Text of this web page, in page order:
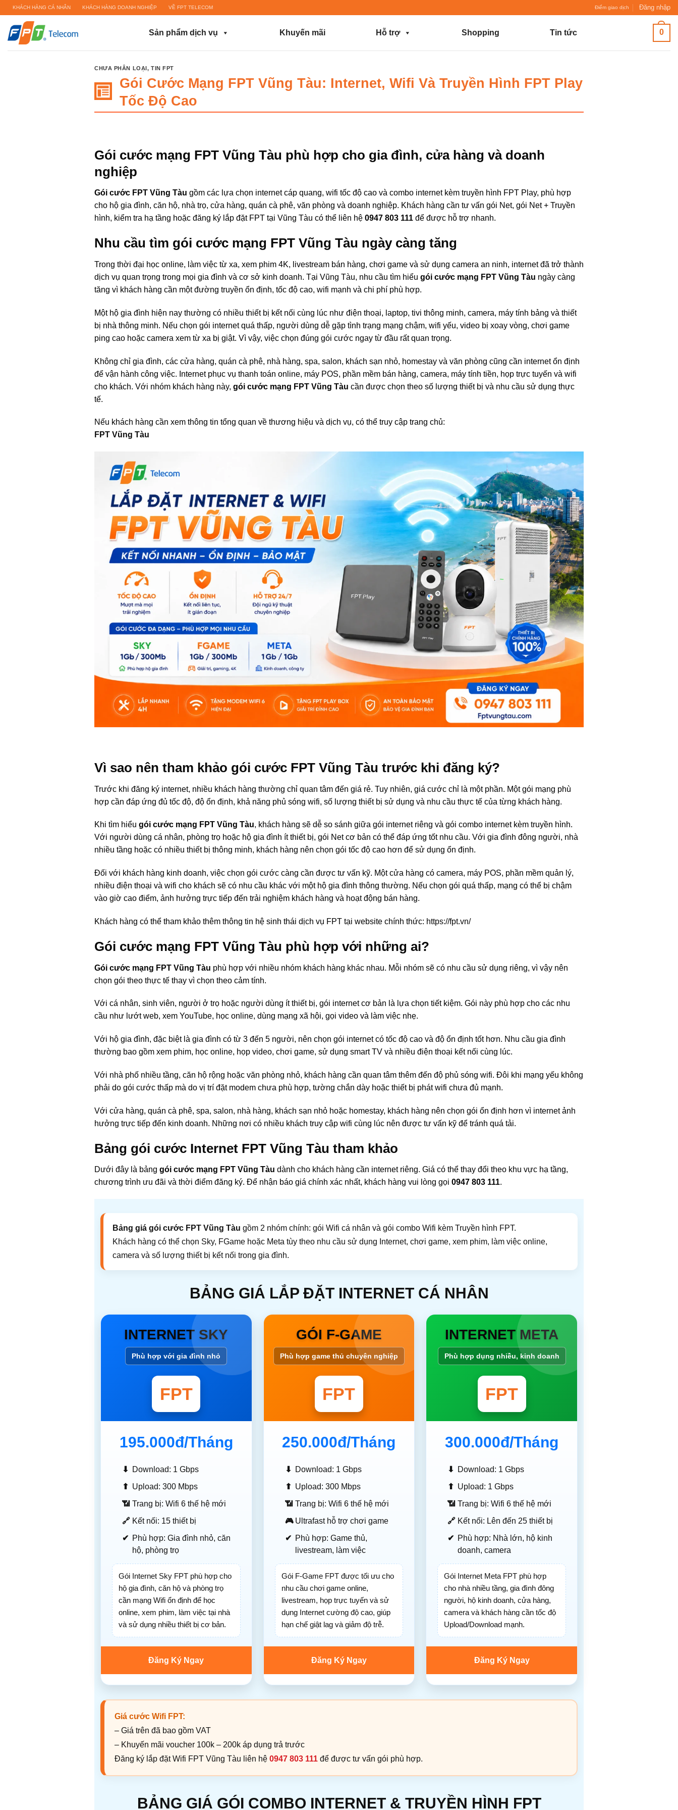
nội
dung
KHÁCH HÀNG CÁ NHÂN KHÁCH HÀNG DOANH NGHIỆP VỀ FPT TELECOM Điểm giao dịch Đăng nhập
Sản phẩm dịch vụ Khuyến mãi Hỗ trợ Shopping Tin tức 0
CHƯA PHÂN LOẠI, TIN FPT
Gói Cước Mạng FPT Vũng Tàu: Internet, Wifi Và Truyền Hình FPT Play
Tốc Độ Cao
Gói cước mạng FPT Vũng Tàu phù hợp cho gia đình, cửa hàng và doanh
nghiệp
Gói cước FPT Vũng Tàu gồm các lựa chọn internet cáp quang, wifi tốc độ cao và combo internet kèm truyền hình FPT Play, phù hợp
cho hộ gia đình, căn hộ, nhà trọ, cửa hàng, quán cà phê, văn phòng và doanh nghiệp. Khách hàng cần tư vấn gói Net, gói Net + Truyền
hình, kiểm tra hạ tầng hoặc đăng ký lắp đặt FPT tại Vũng Tàu có thể liên hệ 0947 803 111 để được hỗ trợ nhanh.
Nhu cầu tìm gói cước mạng FPT Vũng Tàu ngày càng tăng
Trong thời đại học online, làm việc từ xa, xem phim 4K, livestream bán hàng, chơi game và sử dụng camera an ninh, internet đã trở thành
dịch vụ quan trọng trong mọi gia đình và cơ sở kinh doanh. Tại Vũng Tàu, nhu cầu tìm hiểu gói cước mạng FPT Vũng Tàu ngày càng
tăng vì khách hàng cần một đường truyền ổn định, tốc độ cao, wifi mạnh và chi phí phù hợp.
Một hộ gia đình hiện nay thường có nhiều thiết bị kết nối cùng lúc như điện thoại, laptop, tivi thông minh, camera, máy tính bảng và thiết
bị nhà thông minh. Nếu chọn gói internet quá thấp, người dùng dễ gặp tình trạng mạng chậm, wifi yếu, video bị xoay vòng, chơi game
ping cao hoặc camera xem từ xa bị giật. Vì vậy, việc chọn đúng gói cước ngay từ đầu rất quan trọng.
Không chỉ gia đình, các cửa hàng, quán cà phê, nhà hàng, spa, salon, khách sạn nhỏ, homestay và văn phòng cũng cần internet ổn định
để vận hành công việc. Internet phục vụ thanh toán online, máy POS, phần mềm bán hàng, camera, máy tính tiền, họp trực tuyến và wifi
cho khách. Với nhóm khách hàng này, gói cước mạng FPT Vũng Tàu cần được chọn theo số lượng thiết bị và nhu cầu sử dụng thực
tế.
Nếu khách hàng cần xem thông tin tổng quan về thương hiệu và dịch vụ, có thể truy cập trang chủ:
FPT Vũng Tàu
Vì sao nên tham khảo gói cước FPT Vũng Tàu trước khi đăng ký?
Trước khi đăng ký internet, nhiều khách hàng thường chỉ quan tâm đến giá rẻ. Tuy nhiên, giá cước chỉ là một phần. Một gói mạng phù
hợp cần đáp ứng đủ tốc độ, độ ổn định, khả năng phủ sóng wifi, số lượng thiết bị sử dụng và nhu cầu thực tế của từng khách hàng.
Khi tìm hiểu gói cước mạng FPT Vũng Tàu, khách hàng sẽ dễ so sánh giữa gói internet riêng và gói combo internet kèm truyền hình.
Với người dùng cá nhân, phòng trọ hoặc hộ gia đình ít thiết bị, gói Net cơ bản có thể đáp ứng tốt nhu cầu. Với gia đình đông người, nhà
nhiều tầng hoặc có nhiều thiết bị thông minh, khách hàng nên chọn gói tốc độ cao hơn để sử dụng ổn định.
Đối với khách hàng kinh doanh, việc chọn gói cước càng cần được tư vấn kỹ. Một cửa hàng có camera, máy POS, phần mềm quản lý,
nhiều điện thoại và wifi cho khách sẽ có nhu cầu khác với một hộ gia đình thông thường. Nếu chọn gói quá thấp, mạng có thể bị chậm
vào giờ cao điểm, ảnh hưởng trực tiếp đến trải nghiệm khách hàng và hoạt động bán hàng.
Khách hàng có thể tham khảo thêm thông tin hệ sinh thái dịch vụ FPT tại website chính thức: https://fpt.vn/
Gói cước mạng FPT Vũng Tàu phù hợp với những ai?
Gói cước mạng FPT Vũng Tàu phù hợp với nhiều nhóm khách hàng khác nhau. Mỗi nhóm sẽ có nhu cầu sử dụng riêng, vì vậy nên
chọn gói theo thực tế thay vì chọn theo cảm tính.
Với cá nhân, sinh viên, người ở trọ hoặc người dùng ít thiết bị, gói internet cơ bản là lựa chọn tiết kiệm. Gói này phù hợp cho các nhu
cầu như lướt web, xem YouTube, học online, dùng mạng xã hội, gọi video và làm việc nhẹ.
Với hộ gia đình, đặc biệt là gia đình có từ 3 đến 5 người, nên chọn gói internet có tốc độ cao và độ ổn định tốt hơn. Nhu cầu gia đình
thường bao gồm xem phim, học online, họp video, chơi game, sử dụng smart TV và nhiều điện thoại kết nối cùng lúc.
Với nhà phố nhiều tầng, căn hộ rộng hoặc văn phòng nhỏ, khách hàng cần quan tâm thêm đến độ phủ sóng wifi. Đôi khi mạng yếu không
phải do gói cước thấp mà do vị trí đặt modem chưa phù hợp, tường chắn dày hoặc thiết bị phát wifi chưa đủ mạnh.
Với cửa hàng, quán cà phê, spa, salon, nhà hàng, khách sạn nhỏ hoặc homestay, khách hàng nên chọn gói ổn định hơn vì internet ảnh
hưởng trực tiếp đến kinh doanh. Những nơi có nhiều khách truy cập wifi cùng lúc nên được tư vấn kỹ để tránh quá tải.
Bảng gói cước Internet FPT Vũng Tàu tham khảo
Dưới đây là bảng gói cước mạng FPT Vũng Tàu dành cho khách hàng cần internet riêng. Giá có thể thay đổi theo khu vực hạ tầng,
chương trình ưu đãi và thời điểm đăng ký. Để nhận báo giá chính xác nhất, khách hàng vui lòng gọi 0947 803 111.
Bảng giá gói cước FPT Vũng Tàu gồm 2 nhóm chính: gói Wifi cá nhân và gói combo Wifi kèm Truyền hình FPT.
Khách hàng có thể chọn Sky, FGame hoặc Meta tùy theo nhu cầu sử dụng Internet, chơi game, xem phim, làm việc online,
camera và số lượng thiết bị kết nối trong gia đình.
BẢNG GIÁ LẮP ĐẶT INTERNET CÁ NHÂN
INTERNET SKY
Phù hợp với gia đình nhỏ
FPT
195.000đ/Tháng
⬇ Download: 1 Gbps
⬆ Upload: 300 Mbps
📶 Trang bị: Wifi 6 thế hệ mới
🔗 Kết nối: 15 thiết bị
✔ Phù hợp: Gia đình nhỏ, căn
hộ, phòng trọ
Gói Internet Sky FPT phù hợp cho
hộ gia đình, căn hộ và phòng trọ
cần mạng Wifi ổn định để học
online, xem phim, làm việc tại nhà
và sử dụng nhiều thiết bị cơ bản.
Đăng Ký Ngay
GÓI F-GAME
Phù hợp game thủ chuyên nghiệp
FPT
250.000đ/Tháng
⬇ Download: 1 Gbps
⬆ Upload: 300 Mbps
📶 Trang bị: Wifi 6 thế hệ mới
🎮 Ultrafast hỗ trợ chơi game
✔ Phù hợp: Game thủ,
livestream, làm việc
Gói F-Game FPT được tối ưu cho
nhu cầu chơi game online,
livestream, họp trực tuyến và sử
dụng Internet cường độ cao, giúp
hạn chế giật lag và giảm độ trễ.
Đăng Ký Ngay
INTERNET META
Phù hợp dụng nhiều, kinh doanh
FPT
300.000đ/Tháng
⬇ Download: 1 Gbps
⬆ Upload: 1 Gbps
📶 Trang bị: Wifi 6 thế hệ mới
🔗 Kết nối: Lên đến 25 thiết bị
✔ Phù hợp: Nhà lớn, hộ kinh
doanh, camera
Gói Internet Meta FPT phù hợp
cho nhà nhiều tầng, gia đình đông
người, hộ kinh doanh, cửa hàng,
camera và khách hàng cần tốc độ
Upload/Download mạnh.
Đăng Ký Ngay
Giá cước Wifi FPT:
– Giá trên đã bao gồm VAT
– Khuyến mãi voucher 100k – 200k áp dụng trả trước
Đăng ký lắp đặt Wifi FPT Vũng Tàu liên hệ 0947 803 111 để được tư vấn gói phù hợp.
BẢNG GIÁ GÓI COMBO INTERNET & TRUYỀN HÌNH FPT